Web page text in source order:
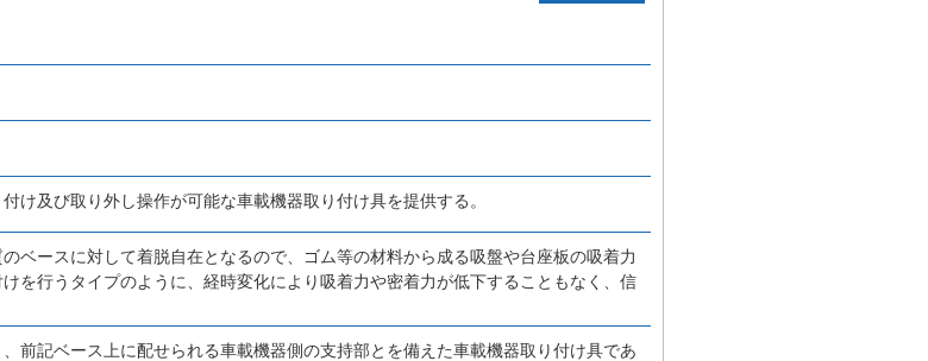
け及び取り外し操作が可能な車載機器取り付け具を提供する。
ベースに対して着脱自在となるので、ゴム等の材料から成る吸盤や台座板の吸着力
を行うタイプのように、経時変化により吸着力や密着力が低下することもなく、信
前記ベース上に配せられる車載機器側の支持部とを備えた車載機器取り付け具であ